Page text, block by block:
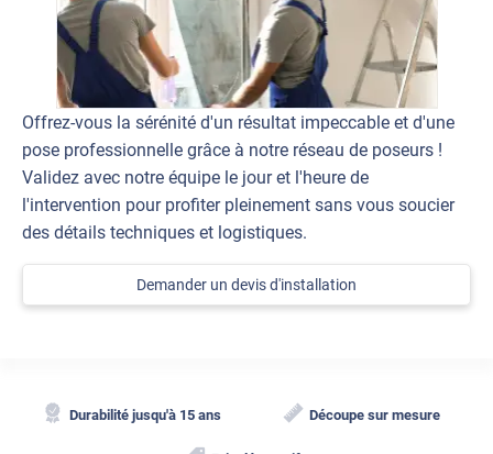
Offrez-vous la sérénité d'un résultat impeccable et d'une
pose professionnelle grâce à notre réseau de poseurs !
Validez avec notre équipe le jour et l'heure de
l'intervention pour profiter pleinement sans vous soucier
des détails techniques et logistiques.
Demander un devis d'installation
Durabilité jusqu'à 15 ans Découpe sur mesure